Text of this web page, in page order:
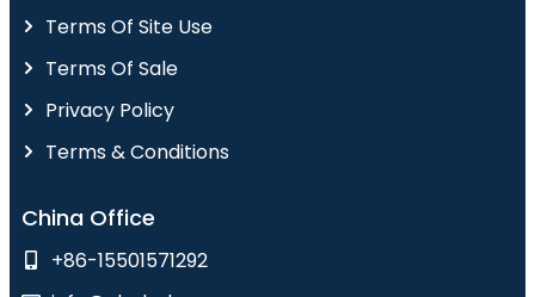
Terms Of Site Use
Terms Of Sale
Privacy Policy
Terms & Conditions
China Office
+86-15501571292